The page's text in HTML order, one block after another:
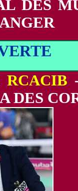
DES
RCACIB
DES